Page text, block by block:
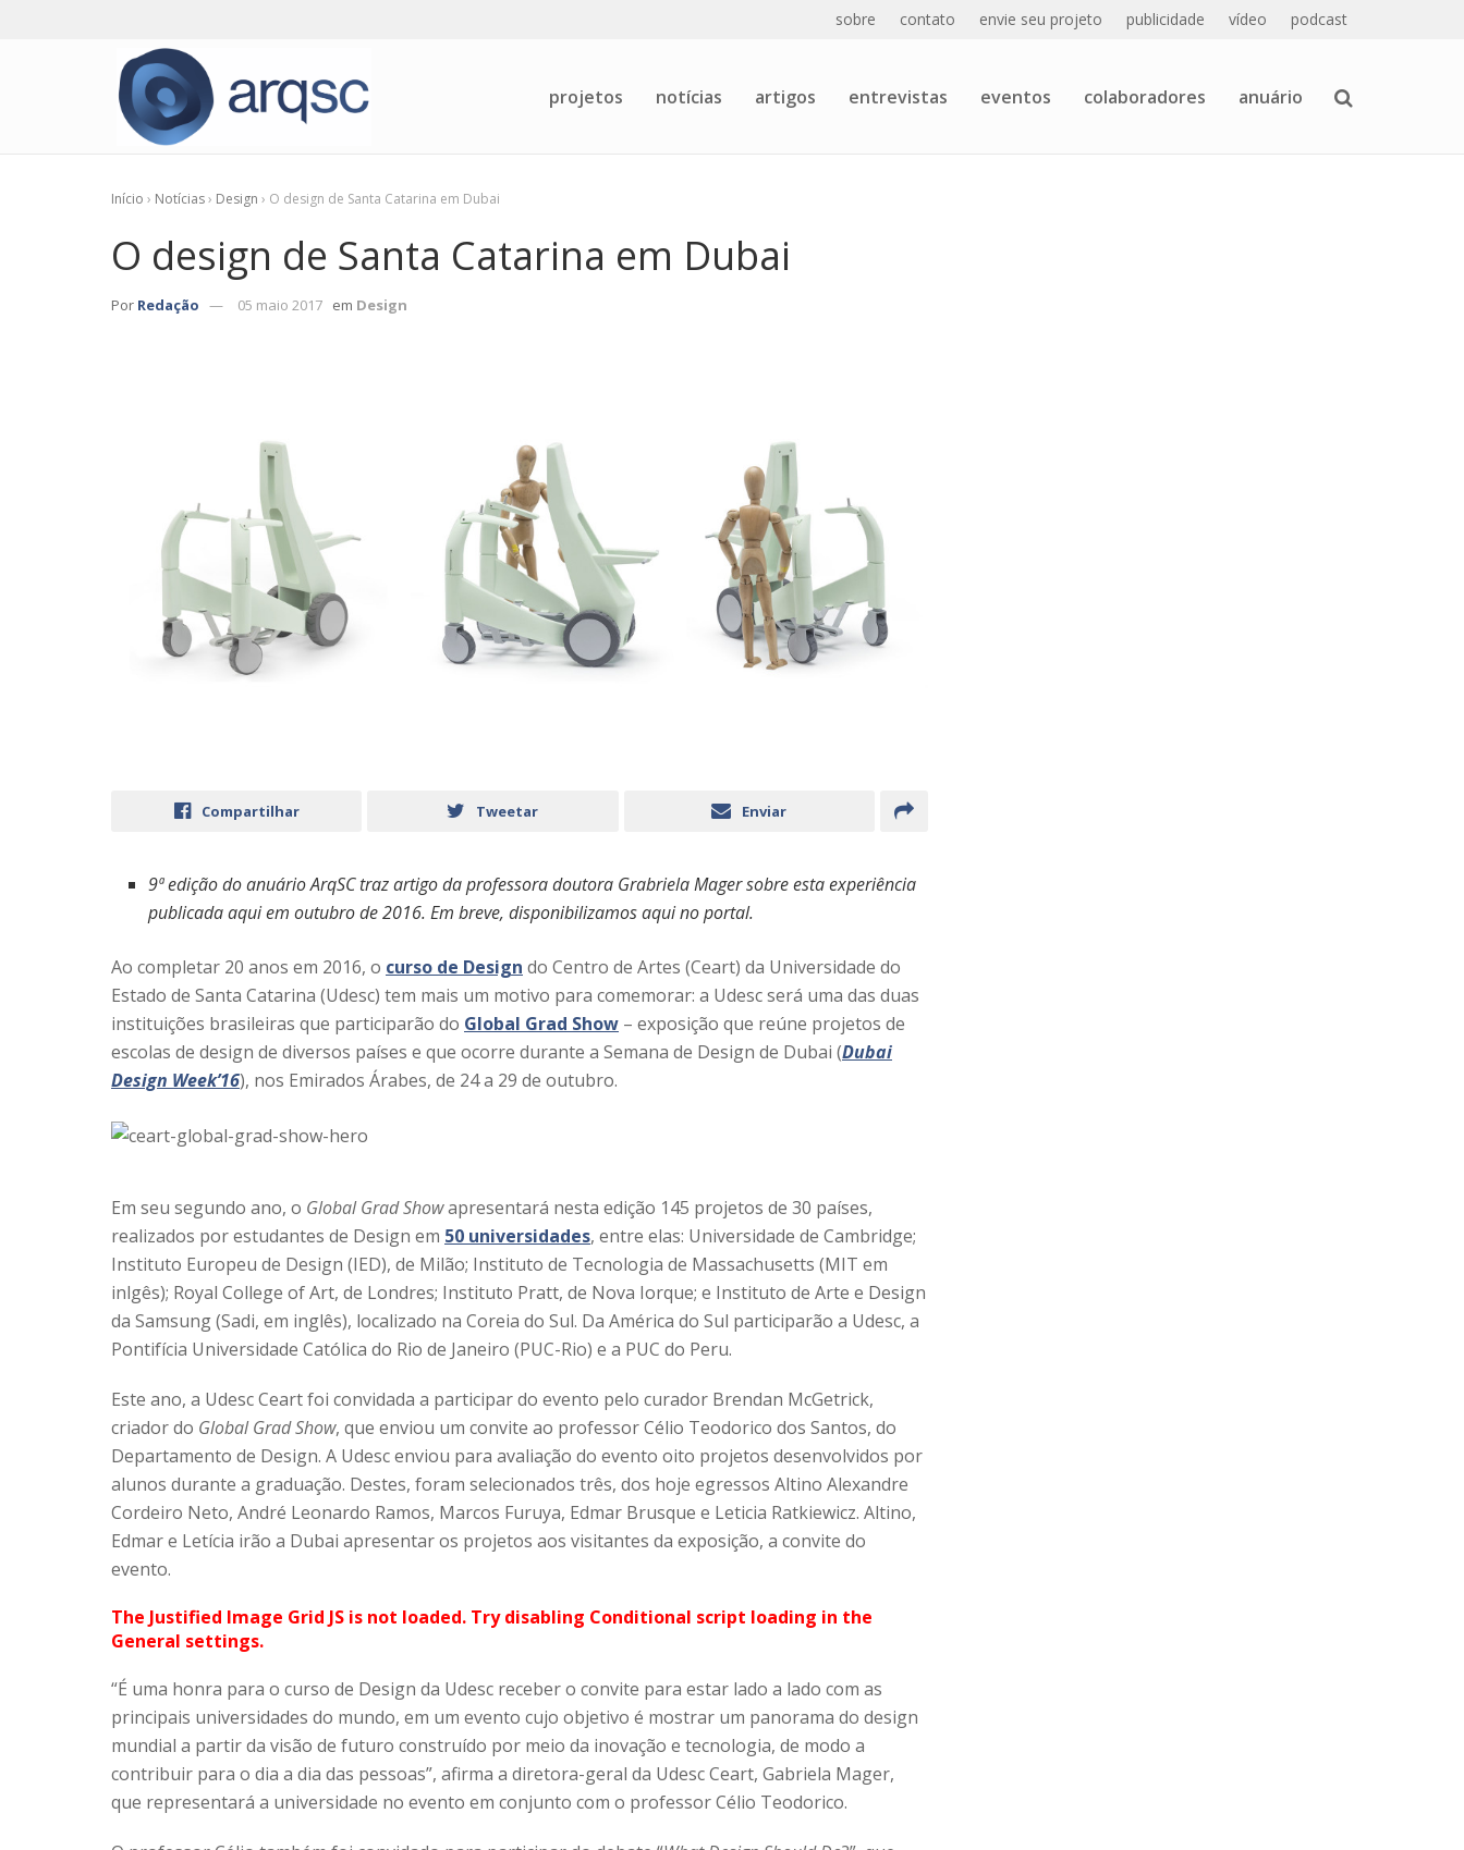
sobre contato envie seu projeto publicidade vídeo podcast
projetos notícias artigos entrevistas eventos colaboradores anuário
Início › Notícias› Design › O design de Santa Catarina em Dubai
O design de Santa Catarina em Dubai
Por Redação 05 maio 2017 em Design
Compartilhar Tweetar Enviar
9ª edição do anuário ArqSC traz artigo da professora doutora Grabriela Mager sobre esta experiência
publicada aqui em outubro de 2016. Em breve, disponibilizamos aqui no portal.
Ao completar 20 anos em 2016, o curso de Design do Centro de Artes (Ceart) da Universidade do
Estado de Santa Catarina (Udesc) tem mais um motivo para comemorar: a Udesc será uma das duas
instituições brasileiras que participarão do Global Grad Show – exposição que reúne projetos de
escolas de design de diversos países e que ocorre durante a Semana de Design de Dubai (Dubai
Design Week’16), nos Emirados Árabes, de 24 a 29 de outubro.
Em seu segundo ano, o Global Grad Showapresentará nesta edição 145 projetos de 30 países,
realizados por estudantes de Design em 50 universidades, entre elas: Universidade de Cambridge;
Instituto Europeu de Design (IED), de Milão; Instituto de Tecnologia de Massachusetts (MIT em
inlgês); Royal College of Art, de Londres; Instituto Pratt, de Nova Iorque; e Instituto de Arte e Design
da Samsung (Sadi, em inglês), localizado na Coreia do Sul. Da América do Sul participarão a Udesc, a
Pontifícia Universidade Católica do Rio de Janeiro (PUC-Rio) e a PUC do Peru.
Este ano, a Udesc Ceart foi convidada a participar do evento pelo curador Brendan McGetrick,
criador do Global Grad Show, que enviou um convite ao professor Célio Teodorico dos Santos, do
Departamento de Design. A Udesc enviou para avaliação do evento oito projetos desenvolvidos por
alunos durante a graduação. Destes, foram selecionados três, dos hoje egressos Altino Alexandre
Cordeiro Neto, André Leonardo Ramos, Marcos Furuya, Edmar Brusque e Leticia Ratkiewicz. Altino,
Edmar e Letícia irão a Dubai apresentar os projetos aos visitantes da exposição, a convite do
evento.
The Justified Image Grid JS is not loaded. Try disabling Conditional script loading in the
General settings.
“É uma honra para o curso de Design da Udesc receber o convite para estar lado a lado com as
principais universidades do mundo, em um evento cujo objetivo é mostrar um panorama do design
mundial a partir da visão de futuro construído por meio da inovação e tecnologia, de modo a
contribuir para o dia a dia das pessoas”, afirma a diretora-geral da Udesc Ceart, Gabriela Mager,
que representará a universidade no evento em conjunto com o professor Célio Teodorico.